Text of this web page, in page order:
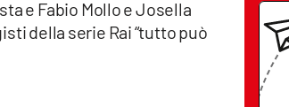
e Fabio Mollo e Josella
della serie Rai “tutto può